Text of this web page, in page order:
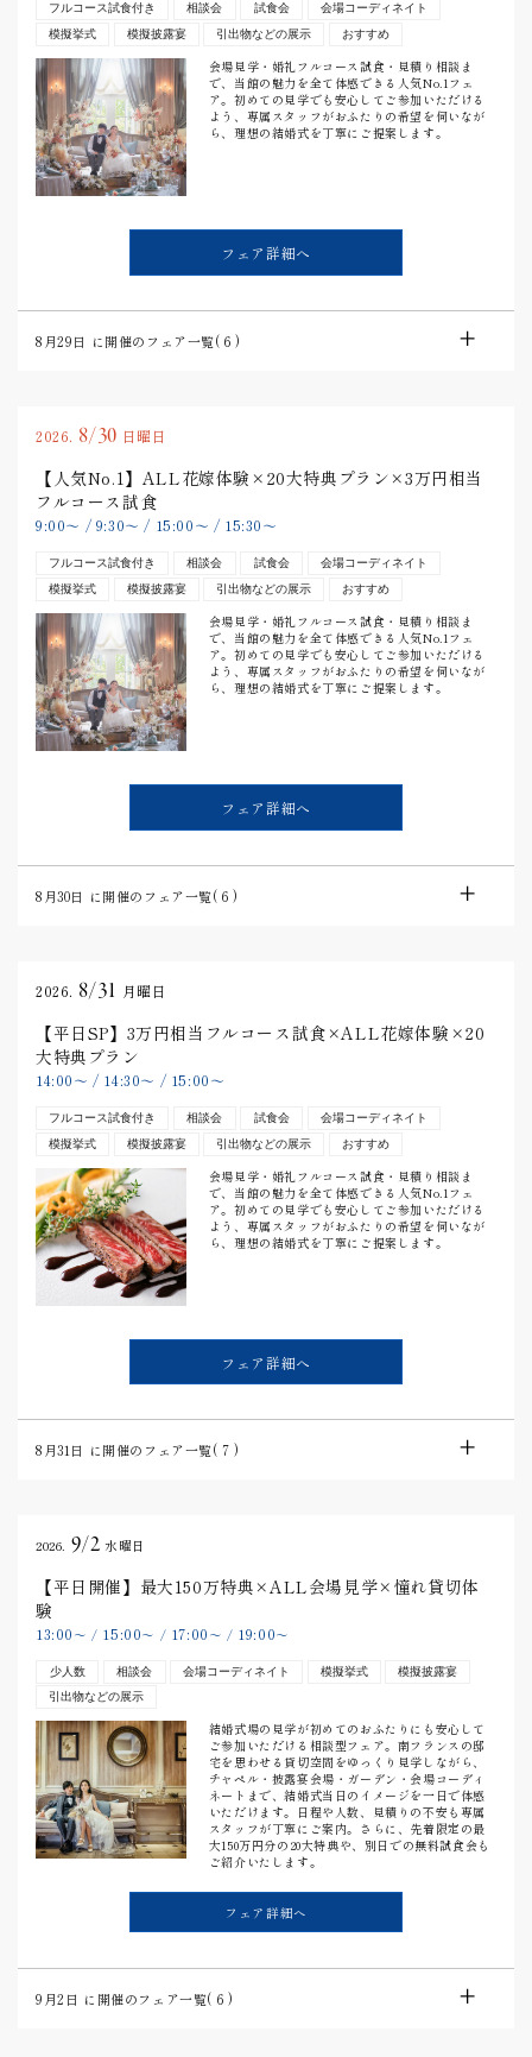
フルコース試食付き 相談会 試食会
会場コーディネイト
模擬挙式
模擬披露宴 引出物などの展示 おすすめ
会場見学・婚礼フルコース試食・見積り相談ま
で、当館の魅力を全て体感できる人気No.1フェ
ア。初めての見学でも安心してご参加いただける
よう、専属スタッフがおふたりの希望を伺いなが
ら、理想の結婚式を丁寧にご提案します。
フェア詳細へ
8月29日 に開催のフェア一覧(6 )
2026. 8/30 日曜日
【人気No.1】ALL花嫁体験×20大特典プラン×3万円相当
フルコース試食
9:00〜 / 9:30〜 / 15:00〜 / 15:30〜
フルコース試食付き 相談会 試食会
会場コーディネイト
模擬挙式
模擬披露宴 引出物などの展示 おすすめ
会場見学・婚礼フルコース試食・見積り相談ま
で、当館の魅力を全て体感できる人気No.1フェ
ア。初めての見学でも安心してご参加いただける
よう、専属スタッフがおふたりの希望を伺いなが
ら、理想の結婚式を丁寧にご提案します。
フェア詳細へ
8月30日 に開催のフェア一覧(6 )
2026. 8/31 月曜日
【平日SP】3万円相当フルコース試食×ALL花嫁体験×20
大特典プラン
14:00〜 / 14:30〜 / 15:00〜
フルコース試食付き 相談会 試食会
会場コーディネイト
模擬挙式
模擬披露宴 引出物などの展示 おすすめ
会場見学・婚礼フルコース試食・見積り相談ま
で、当館の魅力を全て体感できる人気No.1フェ
ア。初めての見学でも安心してご参加いただける
よう、専属スタッフがおふたりの希望を伺いなが
ら、理想の結婚式を丁寧にご提案します。
フェア詳細へ
8月31日 に開催のフェア一覧(7 )
2026. 9/2 水曜日
【平日開催】最大150万特典×ALL会場見学×憧れ貸切体
験
13:00 〜/ 15:00〜 / 17:00 〜/ 19:00〜
少人数 相談会 会場コーディネイト 模擬挙式
模擬披露宴
引出物などの展示
結婚式場の見学が初めてのおふたりにも安心して
ご参加いただける相談型フェア。南フランスの邸
宅を思わせる貸切空間をゆっくり見学しながら、
チャペル・披露宴会場・ガーデン・会場コーディ
ネートまで、結婚式当日のイメージを一日で体感
いただけます。日程や人数、見積りの不安も専属
スタッフが丁寧にご案内。さらに、先着限定の最
大150万円分の20大特典や、別日での無料試食会も
ご紹介いたします。
フェア詳細へ
9月2日 に開催のフェア一覧( 6 )